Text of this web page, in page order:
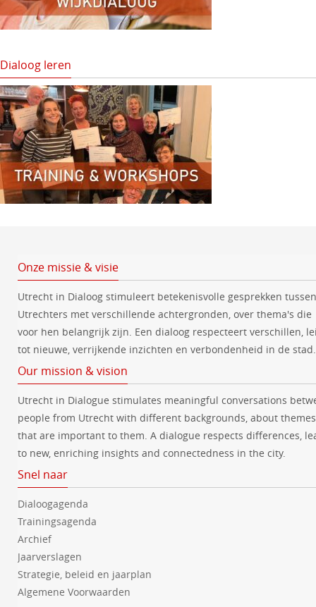
Dialoog leren
Onze missie & visie
Utrecht in Dialoog stimuleert betekenisvolle gesprekken tussen
Utrechters met verschillende achtergronden, over thema's die
voor hen belangrijk zijn. Een dialoog respecteert verschillen,
tot nieuwe, verrijkende inzichten en verbondenheid in de stad.
Our mission & vision
Utrecht in Dialogue stimulates meaningful conversations
people from Utrecht with different backgrounds, about themes
that are important to them. A dialogue respects differences,
to new, enriching insights and connectedness in the city.
Snel naar
Dialoogagenda
Trainingsagenda
Archief
Jaarverslagen
Strategie, beleid en jaarplan
Algemene Voorwaarden